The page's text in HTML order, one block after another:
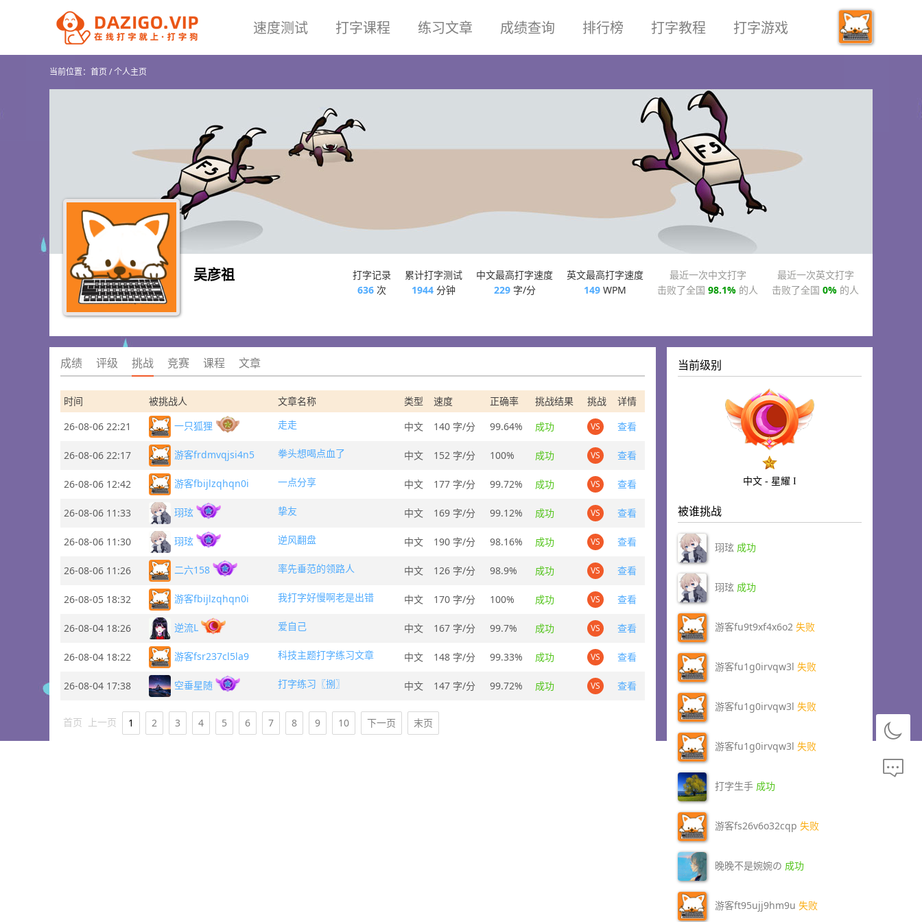
速度测试 打字课程 练习文章 成绩查询 排行榜 打字教程 打字游戏
当前位置： 首页/个人主页
吴彦祖
打字记录
636 次
累计打字测试
1944 分钟
中文最高打字速度
229字/分
英文最高打字速度
149 WPM
最近一次中文打字
击败了全国 98.1% 的人
最近一次英文打字
击败了全国 0% 的人
成绩 评级 挑战 竞赛 课程 文章
时间 被挑战人 文章名称 类型 速度 正确率 挑战结果 挑战
详情
26-08-06 22:21
一只狐狸 走走 中文 140 字/分 99.64% 成功 VS 查看
26-08-06 22:17 游客frdmvqjsi4n5 拳头想喝点血了 中文 152 字/分 100% 成功 VS 查看
26-08-06 12:42 游客fbijlzqhqn0i 一点分享 中文 177 字/分 99.72% 成功 VS 查看
26-08-06 11:33 珝玹 挚友 中文 169 字/分 99.12% 成功 VS 查看
26-08-06 11:30 珝玹 逆风翻盘 中文 190 字/分 98.16% 成功 VS 查看
26-08-06 11:26 二六158 率先垂范的领路人 中文 126 字/分 98.9% 成功 VS 查看
26-08-05 18:32 游客fbijlzqhqn0i 我打字好慢啊老是出错 中文 170 字/分 100% 成功 VS 查看
26-08-04 18:26 逆流L 爱自己 中文 167 字/分 99.7% 成功 VS 查看
26-08-04 18:22 游客fsr237cl5la9 科技主题打字练习文章 中文 148 字/分 99.33% 成功 VS 查看
26-08-04 17:38 空垂星随 打字练习〖捌〗 中文 147 字/分 99.72% 成功 VS 查看
首页 上一页 1 2 3 4 5 6 7 8 9 10 下一页 末页
当前级别
中文 - 星耀 I
被谁挑战
珝玹 成功
珝玹 成功
游客fu9t9xf4x6o2 失败
游客fu1g0irvqw3l 失败
游客fu1g0irvqw3l 失败
游客fu1g0irvqw3l 失败
打字生手 成功
游客fs26v6o32cqp 失败
晚晚不是婉婉の 成功
游客ft95ujj9hm9u 失败